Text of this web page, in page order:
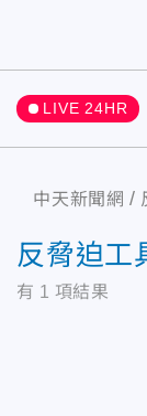
LIVE 24HR
中天新聞網
反脅迫工
有 1 項結果